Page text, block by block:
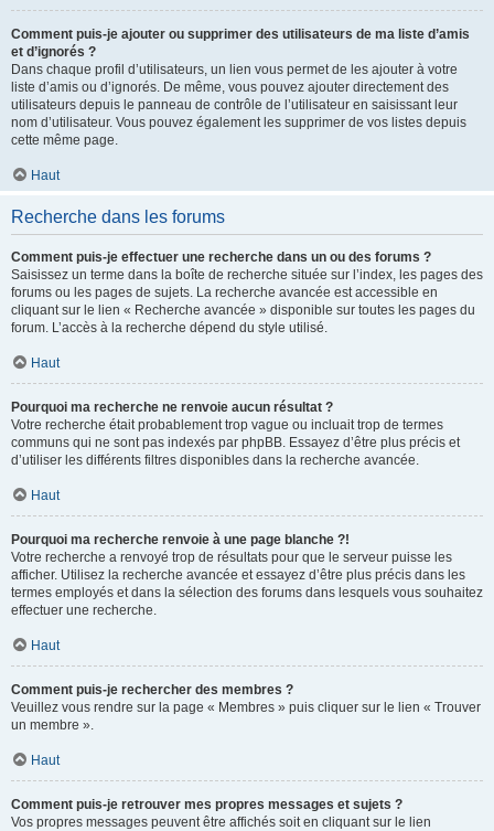
Comment puis-je ajouter ou supprimer des utilisateurs de ma liste d’amis
et d’ignorés ?
Dans chaque profil d’utilisateurs, un lien vous permet de les ajouter à votre
liste d’amis ou d’ignorés. De même, vous pouvez ajouter directement des
utilisateurs depuis le panneau de contrôle de l’utilisateur en saisissant leur
nom d’utilisateur. Vous pouvez également les supprimer de vos listes depuis
cette même page.
Haut
Recherche dans les forums
Comment puis-je effectuer une recherche dans un ou des forums ?
Saisissez un terme dans la boîte de recherche située sur l’index, les pages des
forums ou les pages de sujets. La recherche avancée est accessible en
cliquant sur le lien « Recherche avancée » disponible sur toutes les pages du
forum. L’accès à la recherche dépend du style utilisé.
Haut
Pourquoi ma recherche ne renvoie aucun résultat ?
Votre recherche était probablement trop vague ou incluait trop de termes
communs qui ne sont pas indexés par phpBB. Essayez d’être plus précis et
d’utiliser les différents filtres disponibles dans la recherche avancée.
Haut
Pourquoi ma recherche renvoie à une page blanche ?!
Votre recherche a renvoyé trop de résultats pour que le serveur puisse les
afficher. Utilisez la recherche avancée et essayez d’être plus précis dans les
termes employés et dans la sélection des forums dans lesquels vous souhaitez
effectuer une recherche.
Haut
Comment puis-je rechercher des membres ?
Veuillez vous rendre sur la page « Membres » puis cliquer sur le lien « Trouver
un membre ».
Haut
Comment puis-je retrouver mes propres messages et sujets ?
Vos propres messages peuvent être affichés soit en cliquant sur le lien